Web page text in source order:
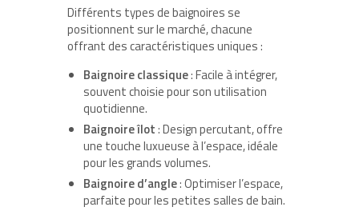
Différents types de baignoires se
positionnent sur le marché, chacune
offrant des caractéristiques uniques :
Baignoire classique: Facile à intégrer,
souvent choisie pour son utilisation
quotidienne.
Baignoire îlot: Design percutant, offre
une touche luxueuse à l’espace, idéale
pour les grands volumes.
Baignoire d’angle: Optimiser l’espace,
parfaite pour les petites salles de bain.